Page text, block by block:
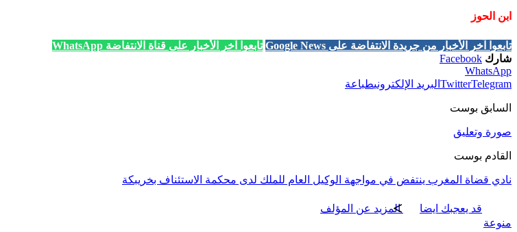
ابن الحوز
تابعوا آخر الأخبار من جريدة الانتفاضة على Google News
تابعوا آخر الأخبار على قناة الانتفاضة WhatsApp
شارك Facebook
WhatsApp
TwitterTelegram البريد الإلكترونيطباعة
السابق بوست
صورة وتعليق
القادم بوست
نادي قضاة المغرب ينتفض في مواجهة الوكيل العام للملك لدى محكمة الاستئناف بخريبكة
قد يعجبك ايضا
المزيد عن المؤلف
منوعة